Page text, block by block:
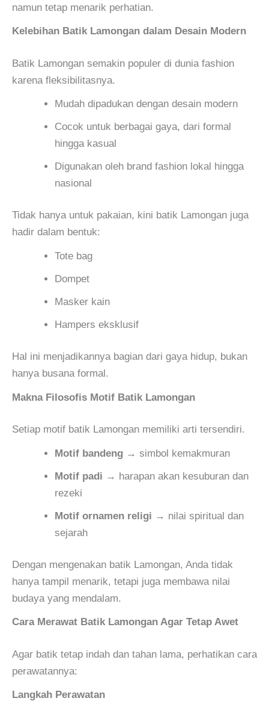
namun tetap menarik perhatian.
Kelebihan Batik Lamongan dalam Desain Modern
Batik Lamongan semakin populer di dunia fashion
karena fleksibilitasnya.
Mudah dipadukan dengan desain modern
Cocok untuk berbagai gaya, dari formal
hingga kasual
Digunakan oleh brand fashion lokal hingga
nasional
Tidak hanya untuk pakaian, kini batik Lamongan juga
hadir dalam bentuk:
Tote bag
Dompet
Masker kain
Hampers eksklusif
Hal ini menjadikannya bagian dari gaya hidup, bukan
hanya busana formal.
Makna Filosofis Motif Batik Lamongan
Setiap motif batik Lamongan memiliki arti tersendiri.
Motif bandeng → simbol kemakmuran
Motif padi → harapan akan kesuburan dan
rezeki
Motif ornamen religi → nilai spiritual dan
sejarah
Dengan mengenakan batik Lamongan, Anda tidak
hanya tampil menarik, tetapi juga membawa nilai
budaya yang mendalam.
Cara Merawat Batik Lamongan Agar Tetap Awet
Agar batik tetap indah dan tahan lama, perhatikan cara
perawatannya:
Langkah Perawatan